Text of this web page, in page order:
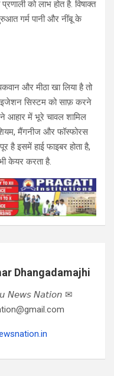
को लाभ होत है. विषाक्त
गर्म पानी और नींबू के
और मीठा खा लिया है तो
सिस्टम को साफ़ करने
आहार में भूरे चावल शामिल
मैंगनीज और फॉस्फोरस
है इसमें हाई फाइबर होता है,
केयर करता है.
Dhangadamajhi
𝘕𝘦𝘸𝘴 𝘕𝘢𝘵𝘪𝘰𝘯 ✉